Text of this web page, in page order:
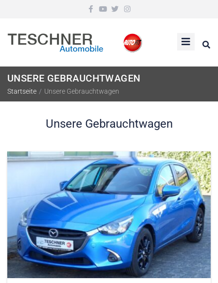
UNSERE GEBRAUCHTWAGEN
Startseite / Unsere Gebrauchtwagen
Unsere Gebrauchtwagen